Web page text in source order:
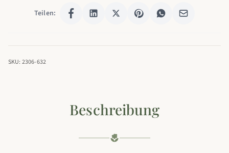
Teilen:
SKU: 2306-632
Beschreibung